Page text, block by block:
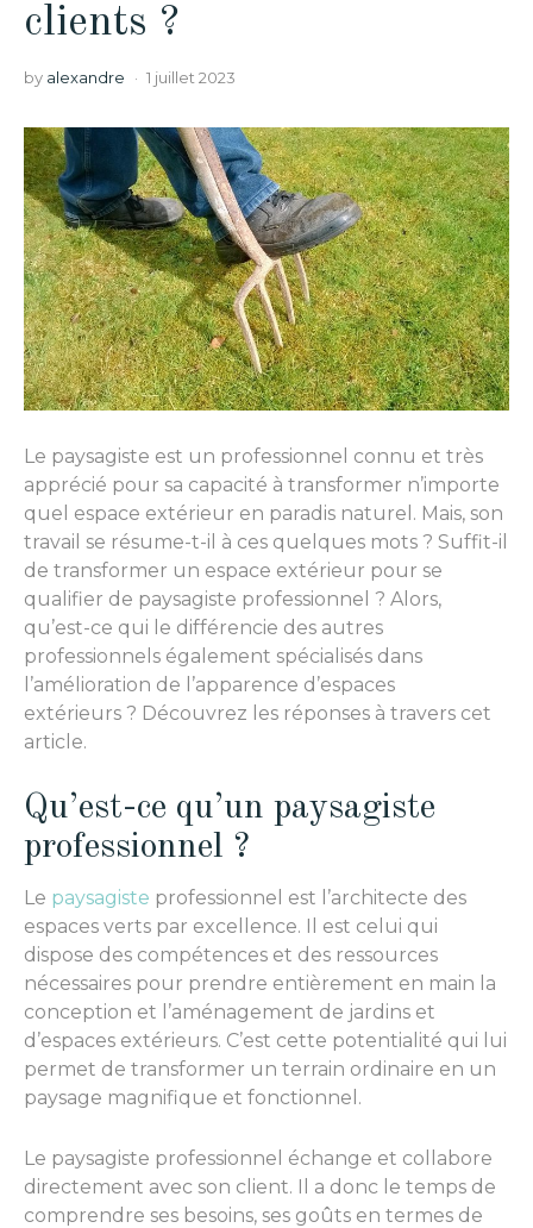
clients ?
by alexandre 1 juillet 2023
Le paysagiste est un professionnel connu et très
apprécié pour sa capacité à transformer n’importe
quel espace extérieur en paradis naturel. Mais, son
travail se résume-t-il à ces quelques mots ? Suffit-il
de transformer un espace extérieur pour se
qualifier de paysagiste professionnel ? Alors,
qu’est-ce qui le différencie des autres
professionnels également spécialisés dans
l’amélioration de l’apparence d’espaces
extérieurs ? Découvrez les réponses à travers cet
article.
Qu’est-ce qu’un paysagiste
professionnel ?
Le paysagiste professionnel est l’architecte des
espaces verts par excellence. Il est celui qui
dispose des compétences et des ressources
nécessaires pour prendre entièrement en main la
conception et l’aménagement de jardins et
d’espaces extérieurs. C’est cette potentialité qui lui
permet de transformer un terrain ordinaire en un
paysage magnifique et fonctionnel.
Le paysagiste professionnel échange et collabore
directement avec son client. Il a donc le temps de
comprendre ses besoins, ses goûts en termes de